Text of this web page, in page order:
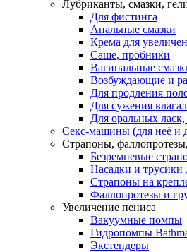
Лубриканты, смазки,
Для фистинга
Анальные смазки
Крема для
Саше, пробники
Вагинальные
Возбуждающие и
Для продления
Для сужения
Для оральных
Секс-машины (для неё и
Страпоны,
Безремневые
Насадки и трусики
Страпоны на
Фаллопротезы и
Увеличение пениса
Вакуумные помпы
Гидропомпы
Экстендеры